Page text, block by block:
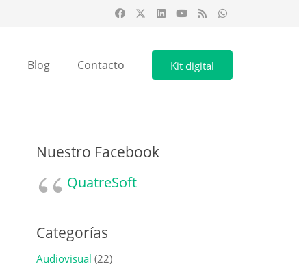
Blog Contacto Kit digital
Nuestro Facebook
QuatreSoft
Categorías
Audiovisual (22)